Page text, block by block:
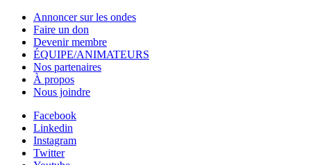
Annoncer sur les ondes
Faire un don
Devenir membre
ÉQUIPE/ANIMATEURS
Nos partenaires
À propos
Nous joindre
Facebook
Linkedin
Instagram
Twitter